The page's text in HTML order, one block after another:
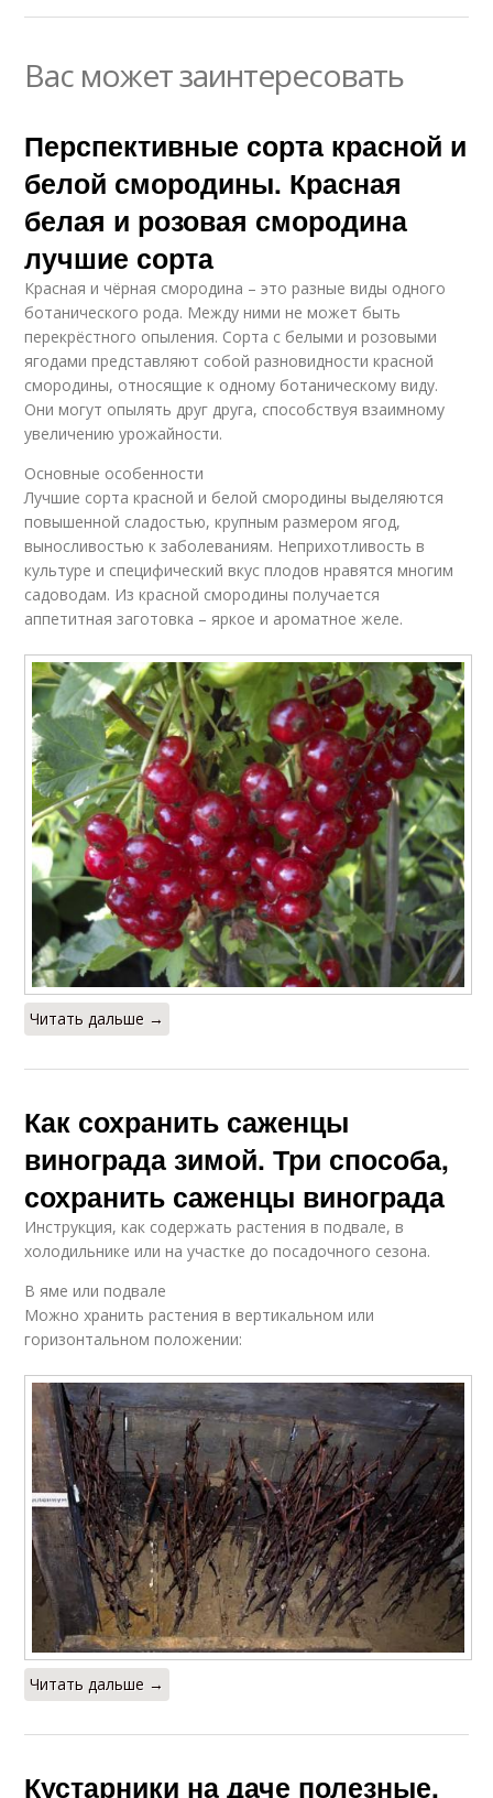
Вас может заинтересовать
Перспективные сорта красной и
белой смородины. Красная
белая и розовая смородина
лучшие сорта
Красная и чёрная смородина – это разные виды одного
ботанического рода. Между ними не может быть
перекрёстного опыления. Сорта с белыми и розовыми
ягодами представляют собой разновидности красной
смородины, относящие к одному ботаническому виду.
Они могут опылять друг друга, способствуя взаимному
увеличению урожайности.
Основные особенности
Лучшие сорта красной и белой смородины выделяются
повышенной сладостью, крупным размером ягод,
выносливостью к заболеваниям. Неприхотливость в
культуре и специфический вкус плодов нравятся многим
садоводам. Из красной смородины получается
аппетитная заготовка – яркое и ароматное желе.
Читать дальше →
Как сохранить саженцы
винограда зимой. Три способа,
сохранить саженцы винограда
Инструкция, как содержать растения в подвале, в
холодильнике или на участке до посадочного сезона.
В яме или подвале
Можно хранить растения в вертикальном или
горизонтальном положении:
Читать дальше →
Кустарники на даче полезные.